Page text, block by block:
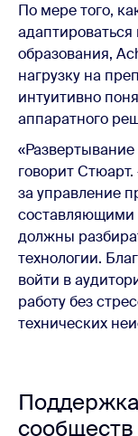
По мере того,
образования,
нагрузку на
интуитивно
аппаратного
говорит
за управление
составляющими
должны
технологии.
войти в
работу без
технических